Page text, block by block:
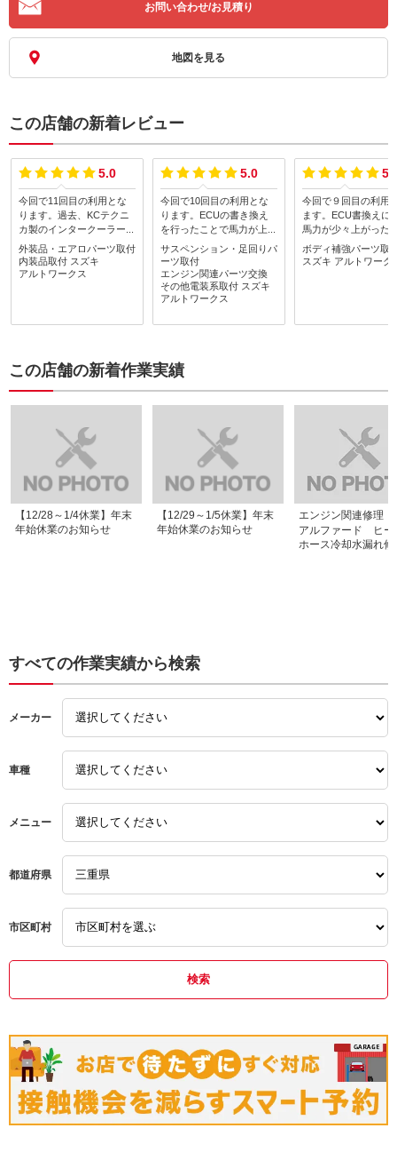
お問い合わせ/お見積り
地図を見る
この店舗の新着レビュー
5.0
今回で11回目の利用とな
ります。過去、KCテクニ
カ製のインタークーラーを
装着して頂いたのですが、
軽量化と冷却効率を上げた
く同じくKCテクニカ製の
旬頃に工場に直送して貰っ
２月上旬と約２ヵ月もパー
題ありませんよ」と言って
頂き、大変嬉しかったで
す。また、併せてステアリ
ングも交換して貰い、非常
にレーシーな車に仕上がり
いた内容に大変満足してお
り、次回もまた橋本モータ
外装品・エアロパーツ取付
内装品取付 スズキ
アルトワークス
5.0
今回で10回目の利用とな
ります。ECUの書き換え
を行ったことで馬力が上が
り、ストッピングパワーを
強化したくてLck619の対
向ピストンキャリパーに交
換して貰いました。また、
ついでにブレーキを強く踏
フのマスタシリンダースト
生のワークスはRAYSのCE
のままポン付け出来るとあ
ったので何の問題も無くイ
ケるだろうと思ってました
が、ホイールに当たること
が判明。急遽、5mmのス
しました(3mmでも大丈夫
そうだったけどあまりギリ
のメッシュブレーキホース
を使用する事に。しかしこ
のホースかキャリパーか？
精度がイマイチで助手席側
と。組付けを調整して頂い
て何とか滲みは解消しまし
た。それ以外にターボホー
ターボ&インテークホース
は専用のバンドも一緒に購
入したのですが、これもま
ジンスペースに余裕のない
ワークスには邪魔な事この
から気になってたクラクシ
ョンの音を変えたくてMIT
グル。今度のはダブルなの
で、純正カプラー配線を1
系統から2系統に分岐させ
る部品も購入しました。取
り付け位置はお任せしまし
たが、MITUBA製の中で最
もコンパクトサイズなホー
サスペンション・足回りパ
ーツ取付
エンジン関連パーツ交換
その他電装系取付 スズキ
アルトワークス
今回で９回目の利用
ます。ECU書換えに
馬力が少々上がった
が、高速道路を走っ
レーンチェンジした
しました。またタイ
内装に穴を開ける必
るものもありました
麗に穴を開けて取り
頂きました。また社
ンタークーラーを取
したく大容量な社外
り替えました。こち
ン付けできるはずで
ルード漏れが発生し
とのこと。ブレーキ
いうことで急遽純正
り寄せて頂き 交換し
いました。命に関わ
り、日常の点検くら
とても判らないレベ
た(オイルやクーラン
日々確認はしてまし
強化ブレーキホース
合のあったホースを
と。次回、ブレーキ
す。今回も橋本モー
ボディ補強パーツ取
スズキ アルトワーク
この店舗の新着作業実績
【12/28～1/4休業】年末
年始休業のお知らせ
【12/29～1/5休業】年末
年始休業のお知らせ
エンジン関連修理・
アルファード ヒー
ホース冷却水漏れ修
すべての作業実績から検索
メーカー
車種
メニュー
都道府県
市区町村